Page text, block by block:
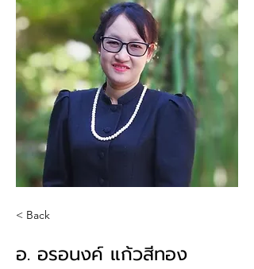
< Back
อ. อรอนงค์ แก้วสีทอง